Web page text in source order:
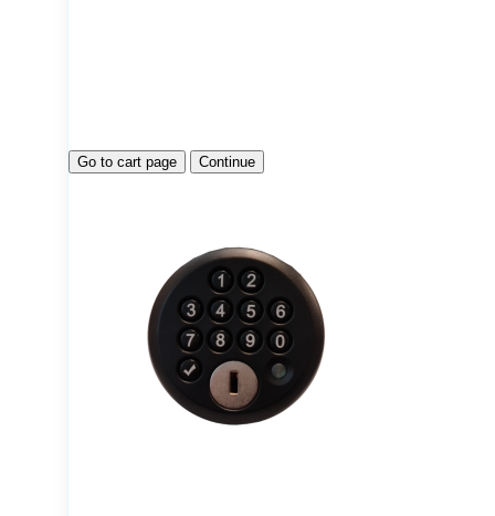
Go to cart page Continue